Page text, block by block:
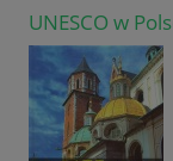
UNESCO w